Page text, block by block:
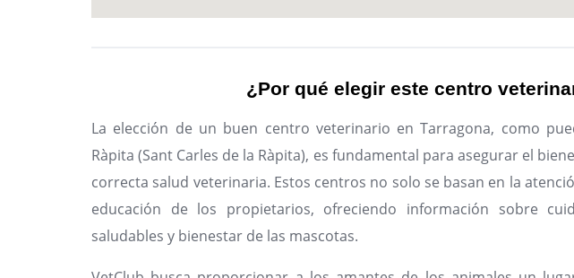
¿Por qué elegir este centro
La elección de un buen centro veterinario en Tarragona, como
Ràpita (Sant Carles de la Ràpita), es fundamental para asegurar el
correcta salud veterinaria. Estos centros no solo se basan en la
educación de los propietarios, ofreciendo información sobre
saludables y bienestar de las mascotas.